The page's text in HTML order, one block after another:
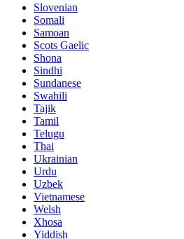
Slovenian
Somali
Samoan
Scots Gaelic
Shona
Sindhi
Sundanese
Swahili
Tajik
Tamil
Telugu
Thai
Ukrainian
Urdu
Uzbek
Vietnamese
Welsh
Xhosa
Yiddish